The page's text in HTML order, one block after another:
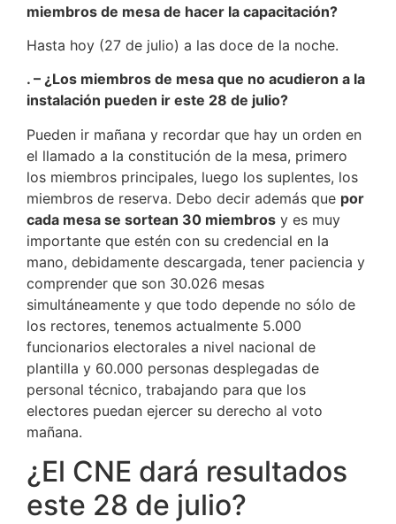
miembros de mesa de hacer la capacitación?
Hasta hoy (27 de julio) a las doce de la noche.
. – ¿Los miembros de mesa que no acudieron a la
instalación pueden ir este 28 de julio?
Pueden ir mañana y recordar que hay un orden en
el llamado a la constitución de la mesa, primero
los miembros principales, luego los suplentes, los
miembros de reserva. Debo decir además que por
cada mesa se sortean 30 miembros y es muy
importante que estén con su credencial en la
mano, debidamente descargada, tener paciencia y
comprender que son 30.026 mesas
simultáneamente y que todo depende no sólo de
los rectores, tenemos actualmente 5.000
funcionarios electorales a nivel nacional de
plantilla y 60.000 personas desplegadas de
personal técnico, trabajando para que los
electores puedan ejercer su derecho al voto
mañana.
¿El CNE dará resultados
este 28 de julio?